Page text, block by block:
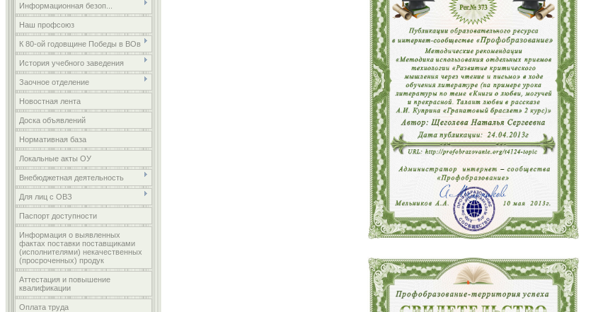
Информационная безоп...
Наш профсоюз
К 80-ой годовщине Победы в ВОв
История учебного заведения
Заочное отделение
Новостная лента
Доска объявлений
Нормативная база
Локальные акты ОУ
Внебюджетная деятельность
Для лиц с ОВЗ
Паспорт доступности
Информация о выявленных
фактах поставки поставщиками
(исполнителями) некачественных
(просроченных) продук
Аттестация и повышение
квалификации
Оплата труда